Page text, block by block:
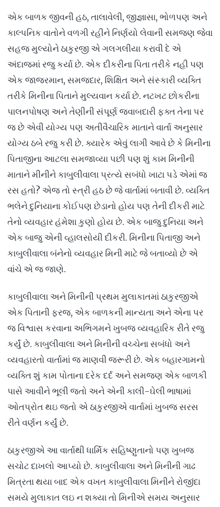
એક બાળક જીવની હઠ, તાલાવેલી, જીજ્ઞાસા, ભોળપણ અને
કાલ્પનિક વાતોને વળગી રહીને નિર્ણયો લેવાની સમજણ જેવા
સહજ મુલ્યોને ઠાકુરજી એ ગલગલીયા કરાવી દે એ
અંદાજમાં રજુ કર્યા છે. એક દીકરીના પિતા તરીકે નહી પણ
એક જાજરમાન, સમજદાર, શિક્ષિત અને સંસ્કારી વ્યક્તિ
તરીકે મિનીના પિતાને મુલ્યવાન કર્યા છે. નટખટ છોકરીના
પાલનપોષણ અને તેણીની સંપૂર્ણ જવાબદારી ફક્ત તેના પર
જ છે એવી યોગ્ય પણ અતીવૈચારિક માતાને વાર્તા અનુસાર
યોગ્ય ઠબે રજુ કરી છે. ક્યારેક એવું લાગી આવે છે કે મિનીના
પિતાજીના આટલા સમજાવ્યા પછી પણ શું કામ મિનીની
માતાને મીનીને કાબુલીવાલા પ્રત્યે સબંધો ખાટા પડે એમાં જ
રસ હતો? એજ તો સ્ત્રી હઠ છે જે વાર્તામાં બતાવી છે. વ્યક્તિ
ભલેને દુનિયાના કોઈપણ છેડાનો હોય પણ તેની દીકરી માટે
તેનો વ્યવહાર હંમેશા કુણો હોય છે. એક બાજુ દુનિયા અને
એક બાજુ એની વ્હાલસોયી દીકરી. મિનીના પિતાજી અને
કાબુલીવાલા બંનેનો વ્યવહાર મિની માટે જે બતાવ્યો છે એ
વાંચે એ જ જાણે.
કાબુલીવાલા અને મિનીની પ્રથમ મુલાકાતમાં ઠાકુરજીએ
એક પિતાની ફરજ, એક બાળકની માન્યતા અને એના પર
જ વિશ્વાસ કરવાના અભિગમને ખુબજ વ્યવહારિક રીતે રજુ
કર્યું છે. કાબુલીવાલા અને મિનીની વચ્ચેના સબંધો અને
વ્યવહારતો વાર્તામાં જ માણવી જરૂરી છે. એક બહારગામનો
વ્યક્તિ શું કામ પોતાના દરેક દર્દ અને સમજણ એક બાળકી
પાસે આવીને ભૂલી જતો અને એની કાલી-ઘેલી ભાષામાં
ઓતપ્રોત થઇ જતો એ ઠાકુરજીએ વાર્તામાં ખુબજ સરસ
રીતે વર્ણન કર્યું છે.
ઠાકુરજીએ આ વાર્તાથી ધાર્મિક સહિષ્ણુતાનો પણ ખુબજ
સચોટ દાખલો આપ્યો છે. કાબુલીવાલા અને મિનીની ગાઢ
મિત્રતા થયા બાદ એક વખત કાબુલીવાલા મિનીને રોજીંદા
સમયે મુલાકાત લઇ ન શક્યા તો મિનીએ સમય અનુસાર